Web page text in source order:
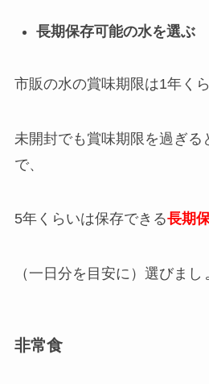
長期保存可能の水を選ぶ
市販の水の賞味期限は1年くら
未開封でも賞味期限を過ぎる
で、
5年くらいは保存できる長期
（一日分を目安に）選びまし
非常食